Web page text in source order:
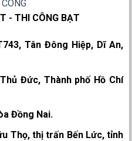
- THI CÔNG BẠT
Tân Đông Hiệp, Dĩ An,
Đức, Thành phố Hồ Chí
Đồng Nai.
Thọ, thị trấn Bến Lức, tỉnh